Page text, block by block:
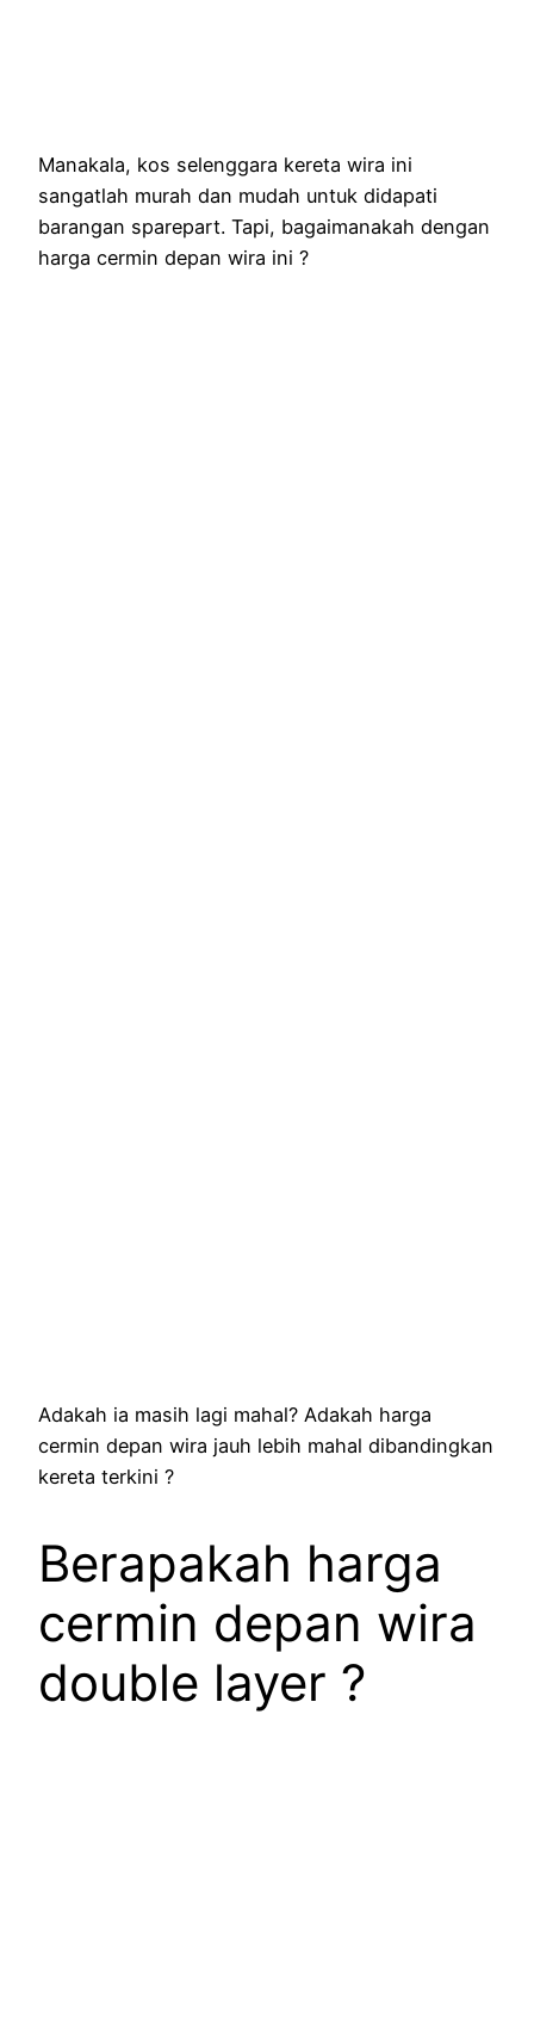
Manakala, kos selenggara kereta wira ini
sangatlah murah dan mudah untuk didapati
barangan sparepart. Tapi, bagaimanakah dengan
harga cermin depan wira ini ?
Adakah ia masih lagi mahal? Adakah harga
cermin depan wira jauh lebih mahal dibandingkan
kereta terkini ?
Berapakah harga
cermin depan wira
double layer ?